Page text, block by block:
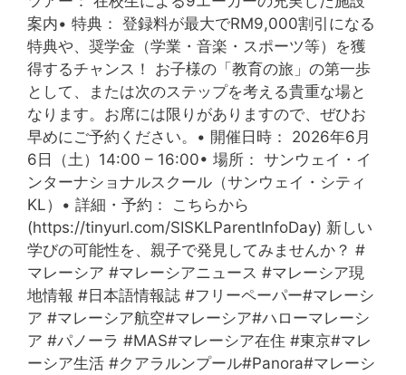
案内• 特典： 登録料が最大でRM9,000割引になる
特典や、奨学金（学業・音楽・スポーツ等）を獲
得するチャンス！ お子様の「教育の旅」の第一歩
として、または次のステップを考える貴重な場と
なります。お席には限りがありますので、ぜひお
早めにご予約ください。• 開催日時： 2026年6月
6日（土）14:00 – 16:00• 場所： サンウェイ・イ
ンターナショナルスクール（サンウェイ・シティ
KL）• 詳細・予約： こちらから
(https://tinyurl.com/SISKLParentInfoDay) 新しい
学びの可能性を、親子で発見してみませんか？ #
マレーシア #マレーシアニュース #マレーシア現
地情報 #日本語情報誌 #フリーペーパー#マレーシ
ア #マレーシア航空#マレーシア#ハローマレーシ
ア #パノーラ #MAS#マレーシア在住 #東京#マレ
ーシア生活 #クアラルンプール#Panora#マレーシ